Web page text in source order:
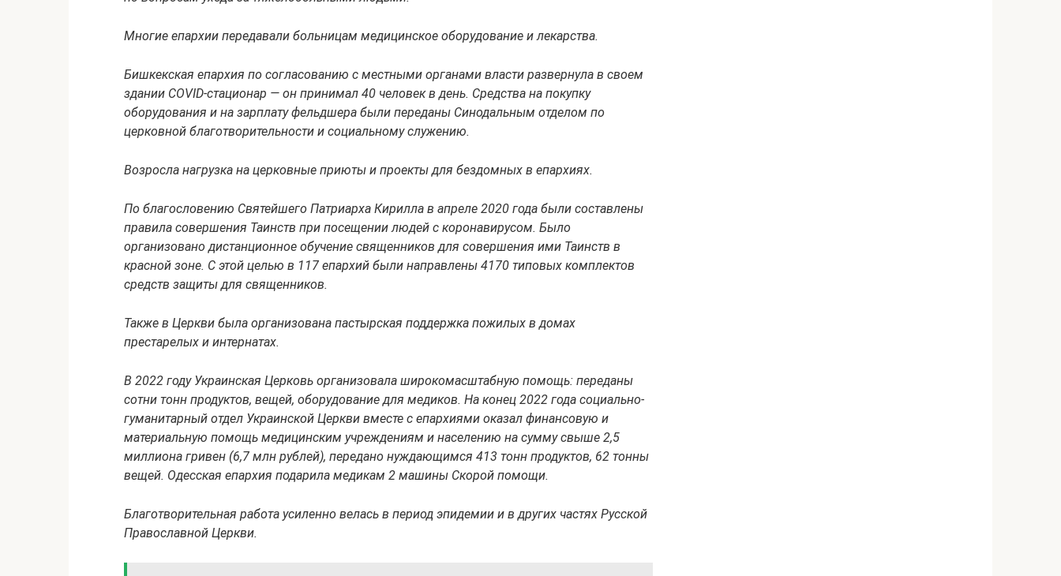
Многие епархии передавали больницам медицинское оборудование и лекарства.
Бишкекская епархия по согласованию с местными органами власти развернула в своем
здании COVID-стационар — он принимал 40 человек в день. Средства на покупку
оборудования и на зарплату фельдшера были переданы Синодальным отделом по
церковной благотворительности и социальному служению.
Возросла нагрузка на церковные приюты и проекты для бездомных в епархиях.
По благословению Святейшего Патриарха Кирилла в апреле 2020 года были составлены
правила совершения Таинств при посещении людей с коронавирусом. Было
организовано дистанционное обучение священников для совершения ими Таинств в
красной зоне. С этой целью в 117 епархий были направлены 4170 типовых комплектов
средств защиты для священников.
Также в Церкви была организована пастырская поддержка пожилых в домах
престарелых и интернатах.
В 2022 году Украинская Церковь организовала широкомасштабную помощь: переданы
сотни тонн продуктов, вещей, оборудование для медиков. На конец 2022 года социально-
гуманитарный отдел Украинской Церкви вместе с епархиями оказал финансовую и
материальную помощь медицинским учреждениям и населению на сумму свыше 2,5
миллиона гривен (6,7 млн рублей), передано нуждающимся 413 тонн продуктов, 62 тонны
вещей. Одесская епархия подарила медикам 2 машины Скорой помощи.
Благотворительная работа усиленно велась в период эпидемии и в других частях Русской
Православной Церкви.